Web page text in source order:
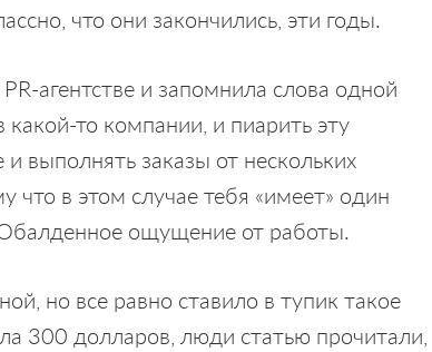
что они закончились, эти годы.
агентстве и запомнила слова одной
то компании, и пиарить эту
выполнять заказы от нескольких
в этом случае тебя «имеет» один
Обалденное ощущение от работы.
но все равно ставило в тупик такое
300 долларов, люди статью прочитали,